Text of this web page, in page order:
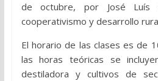
de octubre, por José Luís
cooperativismo y desarrollo
El horario de las clases es de
las horas teóricas se
destiladora y cultivos de